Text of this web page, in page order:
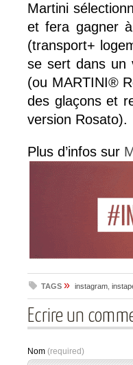
Martini
et fera gagner
(transport+
se sert dans un
(ou MARTINI®
des glaçons et
version Rosato).
Plus d’infos sur
TAGS » instagram
Ecrire un
Nom (required)